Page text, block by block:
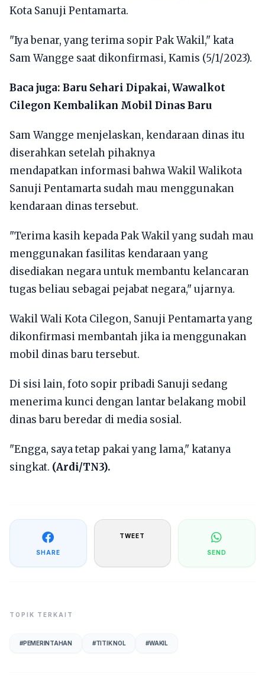
Kota Sanuji Pentamarta.
"Iya benar, yang terima sopir Pak Wakil," kata
Sam Wangge saat dikonfirmasi, Kamis (5/1/2023).
Baca juga: Baru Sehari Dipakai, Wawalkot
Cilegon Kembalikan Mobil Dinas Baru
Sam Wangge menjelaskan, kendaraan dinas itu
diserahkan setelah pihaknya
mendapatkan informasi bahwa Wakil Walikota
Sanuji Pentamarta sudah mau menggunakan
kendaraan dinas tersebut.
"Terima kasih kepada Pak Wakil yang sudah mau
menggunakan fasilitas kendaraan yang
disediakan negara untuk membantu kelancaran
tugas beliau sebagai pejabat negara," ujarnya.
Wakil Wali Kota Cilegon, Sanuji Pentamarta yang
dikonfirmasi membantah jika ia menggunakan
mobil dinas baru tersebut.
Di sisi lain, foto sopir pribadi Sanuji sedang
menerima kunci dengan lantar belakang mobil
dinas baru beredar di media sosial.
"Engga, saya tetap pakai yang lama," katanya
singkat. (Ardi/TN3).
SHARE
TWEET
SEND
TOPIK TERKAIT
#PEMERINTAHAN #TITIK NOL #WAKIL